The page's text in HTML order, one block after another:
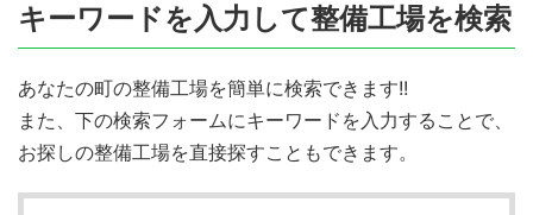
キーワードを入力して整備工場を検索
あなたの町の整備工場を簡単に検索できます!!
また、下の検索フォームにキーワードを入力することで、
お探しの整備工場を直接探すこともできます。